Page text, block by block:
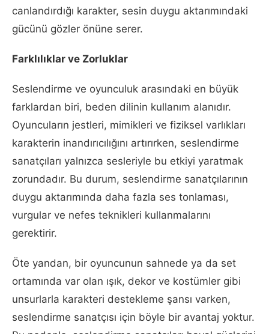
canlandırdığı karakter, sesin duygu aktarımındaki
gücünü gözler önüne serer.
Farklılıklar ve Zorluklar
Seslendirme ve oyunculuk arasındaki en büyük
farklardan biri, beden dilinin kullanım alanıdır.
Oyuncuların jestleri, mimikleri ve fiziksel varlıkları
karakterin inandırıcılığını artırırken, seslendirme
sanatçıları yalnızca sesleriyle bu etkiyi yaratmak
zorundadır. Bu durum, seslendirme sanatçılarının
duygu aktarımında daha fazla ses tonlaması,
vurgular ve nefes teknikleri kullanmalarını
gerektirir.
Öte yandan, bir oyuncunun sahnede ya da set
ortamında var olan ışık, dekor ve kostümler gibi
unsurlarla karakteri destekleme şansı varken,
seslendirme sanatçısı için böyle bir avantaj yoktur.